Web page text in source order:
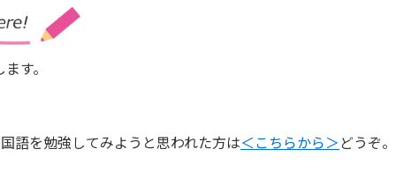
す。
語を勉強してみようと思われた方は＜こちらから＞ どうぞ。